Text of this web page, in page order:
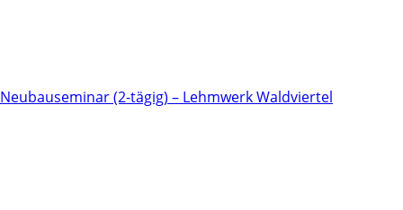
Neubauseminar (2-tägig) – Lehmwerk Waldviertel